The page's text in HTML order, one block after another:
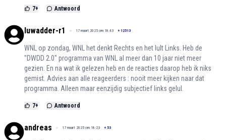
7+ Antwoord
luwadder-r1 17 maart 2025 om 18:43 + 12513
WNL op zondag, WNL het denkt Rechts en het lult Links. Heb de
"DWDD 2.0" programma van WNL al meer dan 10 jaar niet meer
gezien. En na wat ik gelezen heb en de reacties daarop heb ik niks
gemist. Advies aan alle reageerders : nooit meer kijken naar dat
programma. Alleen maar eenzijdig subjectief links gelul.
7+ Antwoord
andreas 17 maart 2025 om 18:23 + 53